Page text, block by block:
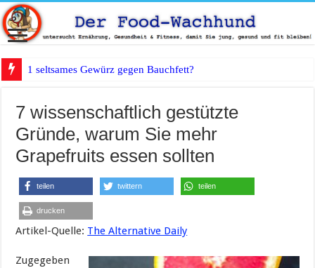
1 seltsames Gewürz gegen Bauchfett?
7 wissenschaftlich gestützte
Gründe, warum Sie mehr
Grapefruits essen sollten
teilen twittern teilen
drucken
Artikel-Quelle: The Alternative Daily
Zugegeben